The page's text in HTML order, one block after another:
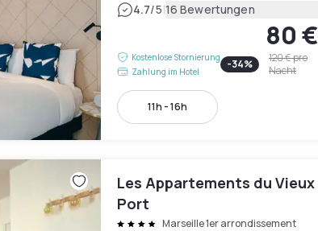
4.7/5|16 Bewertungen
Kostenlose Stornierung
Zahlung im Hotel
80 €
-34% 120 €pro
Nacht
11h - 16h
Les Appartements du Vieux
Port
Marseille 1er arrondissement